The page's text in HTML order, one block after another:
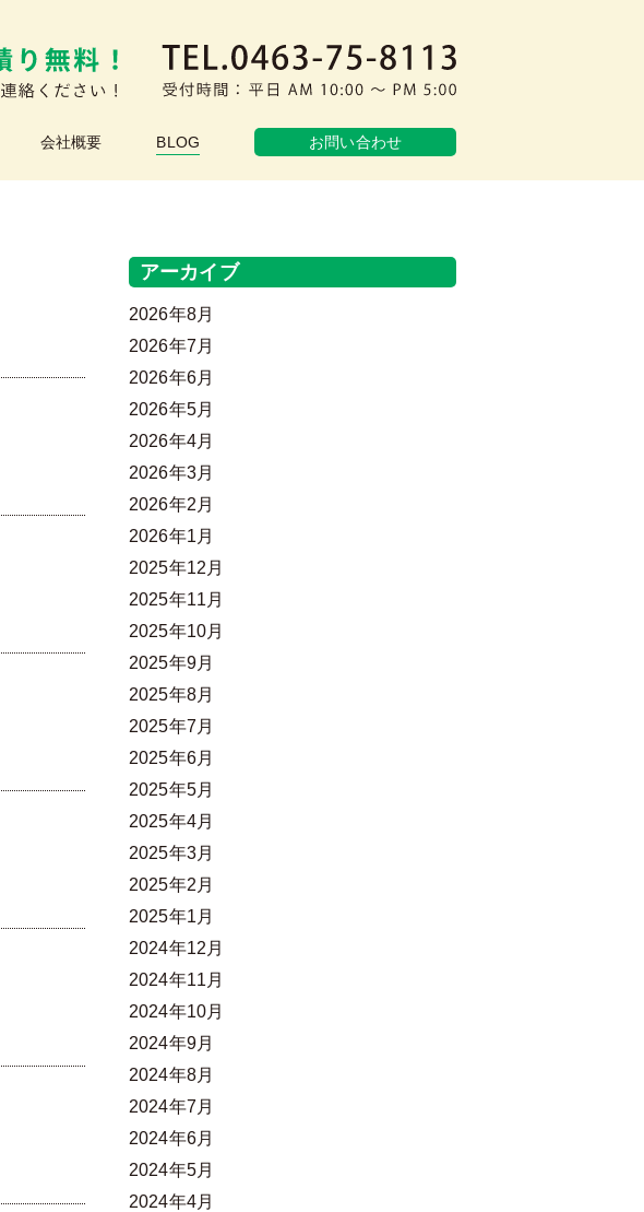
会社概要 BLOG お問い合わせ
アーカイブ
2026年8月
2026年7月
2026年6月
2026年5月
2026年4月
2026年3月
2026年2月
2026年1月
2025年12月
2025年11月
2025年10月
2025年9月
2025年8月
2025年7月
2025年6月
2025年5月
2025年4月
2025年3月
2025年2月
2025年1月
2024年12月
2024年11月
2024年10月
2024年9月
2024年8月
2024年7月
2024年6月
2024年5月
2024年4月